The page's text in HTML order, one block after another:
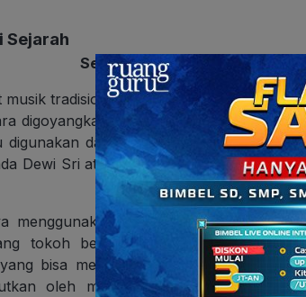
Sejarah
Sejarah Angklung
tradisional yang berasal dari Jawa
digoyangkan. Alat musik ini sudah
digunakan dalam berbagai upacara adat,
Dewi Sri atau membangkitkan
menggunakan nada-nada pentatonik
tokoh bernama Daeng Soetigna
bisa memainkan lagu-lagu modern
oleh muridnya, Udjo Ngalagena,